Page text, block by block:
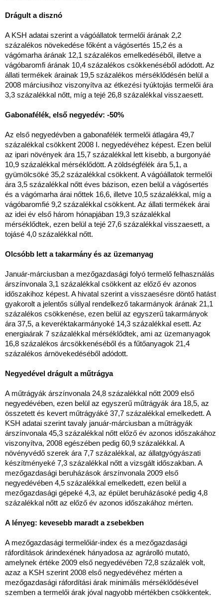
Drágult a disznó
A KSH adatai szerint a vágóállatok termelői árának 2,2
százalékos növekedése főként a vágósertés 15,2 és a
vágómarha árának 12,1 százalékos emelkedéséből, illetve a
vágóbaromfi árának 10,4 százalékos csökkenéséből adódott. Az
állati termékek árainak 19,5 százalékos mérséklődésén belül a
2008 márciusihoz viszonyítva az étkezési tyúktojás termelői ára
3,3 százalékkal nőtt, míg a tejé 26,8 százalékkal visszaesett.
Gabonafélék, első negyedév: -50%
Az első negyedévben a gabonafélék termelői átlagára 49,7
százalékkal csökkent 2008 I. negyedévéhez képest. Ezen belül
az ipari növények ára 15,7 százalékkal lett kisebb, a burgonyáé
10,9 százalékkal mérséklődött. A zöldségfélék ára 5,1, a
gyümölcsöké 35,2 százalékkal csökkent. A vágóállatok termelői
ára 3,5 százalékkal nőtt éves bázison, ezen belül a vágósertés
és a vágómarha árai nőttek 16,6, illetve 10,5 százalékkal, míg a
vágóbaromfié 9,2 százalékkal csökkent. Az állati termékek árai
az idei év első három hónapjában 19,3 százalékkal
mérséklődtek, ezen belül a tejé 27,6 százalékkal visszaesett, a
tojásé 4,0 százalékkal nőtt.
Olcsóbb lett a takarmány és az üzemanyag
Január-márciusban a mezőgazdasági folyó termelő felhasználás
árszínvonala 3,1 százalékkal csökkent az előző év azonos
időszakihoz képest. A hivatal szerint a visszaesésre döntő hatást
gyakorolt a jelentős súllyal rendelkező takarmányok árának 21,1
százalékos csökkenése, ezen belül az egyszerű takarmányok
ára 37,5, a keveréktakarmányoké 14,3 százalékkal esett. Az
energiaárak 7 százalékkal mérséklődtek, ami az üzemanyagok
16,8 százalékos árcsökkenéséből és a fűtőanyagok 21,4
százalékos árnövekedéséből adódott.
Negyedével drágult a műtrágya
A műtrágyák árszínvonala 24,8 százalékkal nőtt 2009 első
negyedévében, ezen belül az egyszerű műtrágyák ára 18,5, az
összetett és kevert műtrágyáké 37,7 százalékkal emelkedett. A
KSH adatai szerint tavaly január-márciusban a műtrágyák
árszínvonala 45,3 százalékkal nőtt előző év azonos időszakához
viszonyítva, 2008 egészében pedig 60,9 százalékkal. A
növényvédő szerek ára 7,7 százalékkal, az állatgyógyászati
készítményeké 7,3 százalékkal nőtt a vizsgált időszakban. A
mezőgazdasági beruházások árszínvonala 2009 első
negyedévében 4,5 százalékkal emelkedett, ezen belül a
mezőgazdasági gépeké 4,3, az épület beruházásoké pedig 4,8
százalékkal nőtt az előző év azonos időszakához mérten.
A lényeg: kevesebb maradt a zsebekben
A mezőgazdasági termelőiár-index és a mezőgazdasági
ráfordítások árindexének hányadosa az agrárolló mutató,
amelynek értéke 2009 első negyedévében 72,8 százalék volt,
azaz a KSH szerint 2008 első negyedévéhez mérten a
mezőgazdasági ráfordítási árak minimális mérséklődésével
szemben a termelői árak jóval nagyobb mértékben csökkentek.